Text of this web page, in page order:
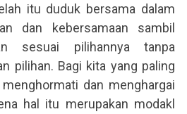
itu duduk bersama dalam
dan kebersamaan sambil
sesuai pilihannya tanpa
pilihan. Bagi kita yang paling
dan menghargai
hal itu merupakan modakl